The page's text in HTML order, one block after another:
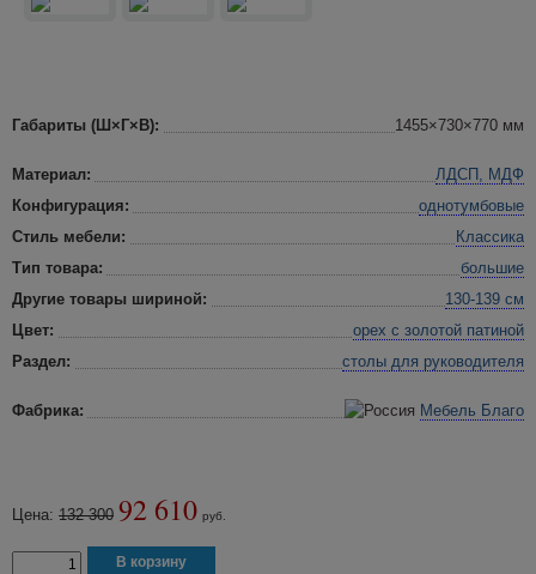
Габариты (Ш×Г×В): 1455×730×770 мм
Материал:
ЛДСП, МДФ
Конфигурация:
однотумбовые
Стиль мебели:
Классика
Тип товара:
большие
Другие товары шириной:
130-139 см
Цвет:
орех с золотой патиной
Раздел:
столы для руководителя
Фабрика: Мебель Благо
Цена: 132 300 92 610 руб.